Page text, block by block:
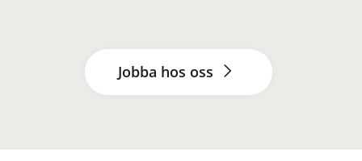
Jobba hos oss